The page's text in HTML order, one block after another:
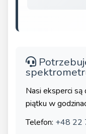
Nasi eksperci są
piątku w
Telefon: +48 22